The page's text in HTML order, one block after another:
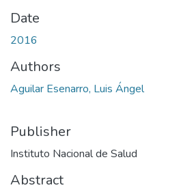
Date
2016
Authors
Aguilar Esenarro, Luis Ángel
Publisher
Instituto Nacional de Salud
Abstract